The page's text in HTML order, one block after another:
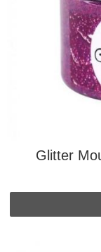
Glitter